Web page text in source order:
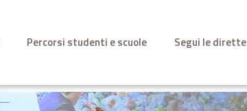
Percorsi studenti e scuole Segui le dirette